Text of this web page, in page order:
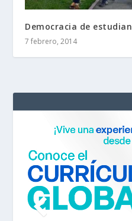
Democracia de
7 febrero, 2014